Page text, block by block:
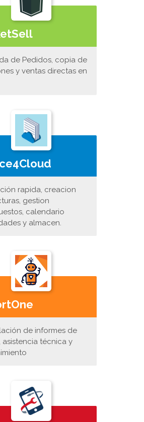
de Pedidos, copia de
y ventas directas en
rapida, creacion
gestion
calendario
y almacen.
de informes de
asistencia técnica y